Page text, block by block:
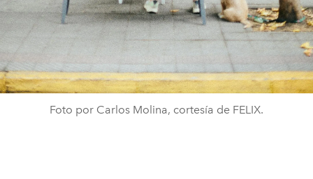
Foto por Carlos Molina, cortesía de FELIX.